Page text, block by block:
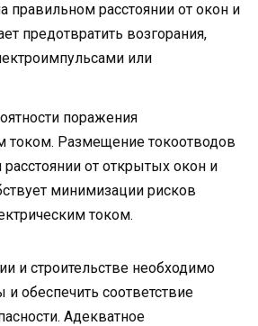
правильном расстоянии от окон и
предотвратить возгорания,
или
поражения
током. Размещение токоотводов
расстоянии от открытых окон и
минимизации рисков
током.
и строительстве необходимо
и обеспечить соответствие
Адекватное